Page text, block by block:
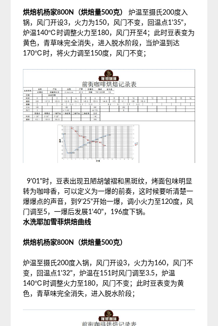
烘焙机杨家800N（烘焙量500克）
炉温至摄氏200度入
锅，风门开设3，火力为150，风门不变，回温点1'35"，
炉温140℃时调整火力至180，风门开至4；此时豆表变为
黄色，青草味完全消失，进入脱水阶段，当炉温到达
170℃时，将火力调至150度，风门不变；
9'01"时，豆表出现丑陋胡皱褶和黑斑纹，烤面包味明显
转为咖啡香，可以定义为一爆的前奏，这时候要听清楚一
爆爆点的声音，到9'25"开始一爆，调小火力至120度，风
门调至5，一爆后发展1'40"，196度下锅。
水洗耶加雪菲烘焙曲线
烘焙机杨家800N（烘焙量500克）
炉温至摄氏200度入锅，风门开设3，火力为160，风门不
变，回温点1'32"，炉温在151时风门调至3.5，炉温
140℃时调整火力至180，风门不变；此时豆表变为黄
色，青草味完全消失，进入脱水阶段；